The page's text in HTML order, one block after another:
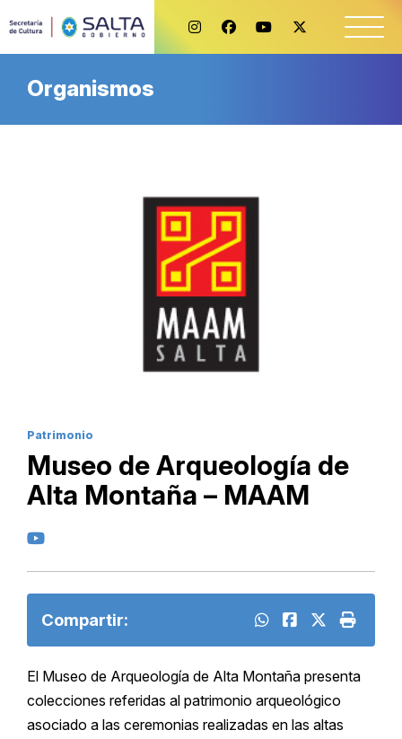
Organismos
Patrimonio
Museo de Arqueología de
Alta Montaña – MAAM
Compartir:
El Museo de Arqueología de Alta Montaña presenta
colecciones referidas al patrimonio arqueológico
asociado a las ceremonias realizadas en las altas